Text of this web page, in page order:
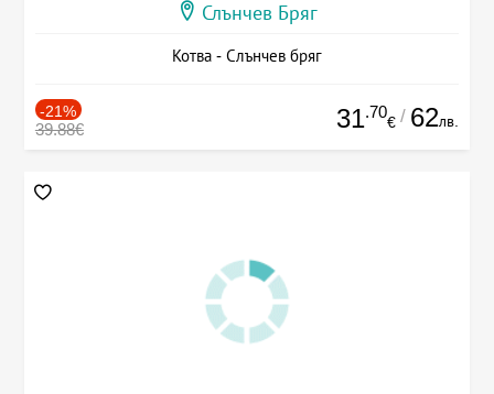
Слънчев Бряг
Котва - Слънчев бряг
-21%
39.88€ 31.70
€ / 62лв.